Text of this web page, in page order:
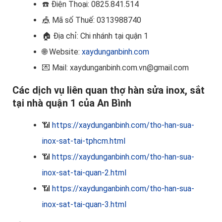
☎️ Điện Thoại: 0825.841.514
🎪 Mã số Thuế: 0313988740
🏠 Địa chỉ: Chi nhánh tại quận 1
🌐 Website: xaydunganbinh.com
💌 Mail: xaydunganbinh.com.vn@gmail.com
Các dịch vụ liên quan thợ hàn sửa inox, sắt
tại nhà quận 1 của An Bình
📶 https://xaydunganbinh.com/tho-han-sua-
inox-sat-tai-tphcm.html
📶 https://xaydunganbinh.com/tho-han-sua-
inox-sat-tai-quan-2.html
📶 https://xaydunganbinh.com/tho-han-sua-
inox-sat-tai-quan-3.html